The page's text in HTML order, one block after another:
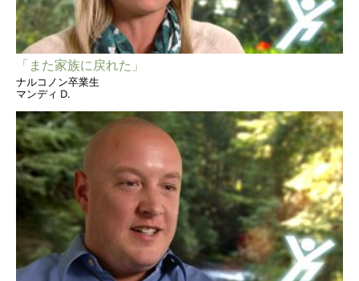
「また家族に戻れた」
ナルコノン卒業生
マンディ D.